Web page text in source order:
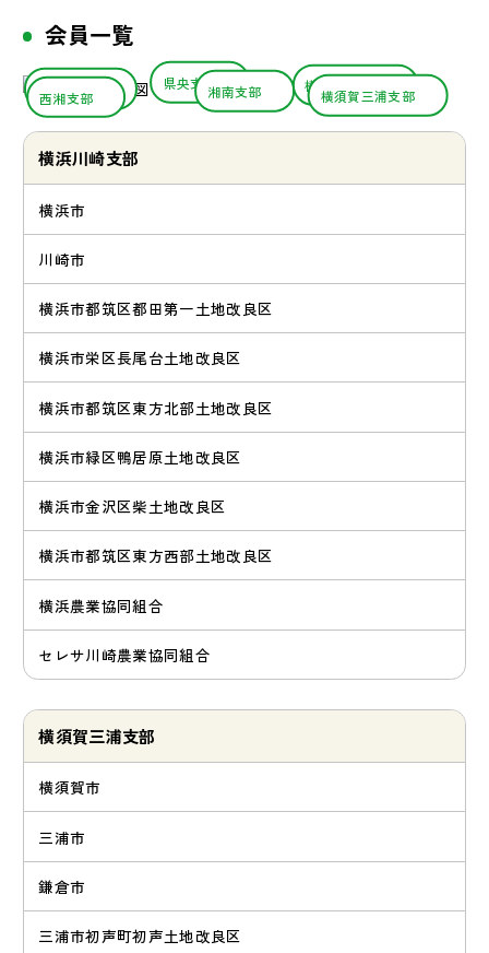
会員一覧
県央支部 横浜川崎支部
足柄上支部 湘南支部
西湘支部 横須賀三浦支部
横浜川崎支部
横浜市
川崎市
横浜市都筑区都田第一土地改良区
横浜市栄区長尾台土地改良区
横浜市都筑区東方北部土地改良区
横浜市緑区鴨居原土地改良区
横浜市金沢区柴土地改良区
横浜市都筑区東方西部土地改良区
横浜農業協同組合
セレサ川崎農業協同組合
横須賀三浦支部
横須賀市
三浦市
鎌倉市
三浦市初声町初声土地改良区